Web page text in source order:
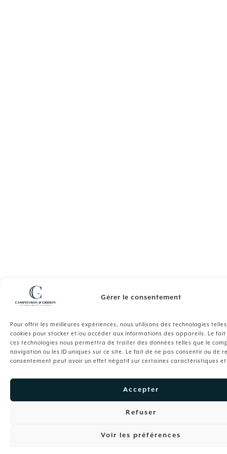
Gérer le consentement
Pour offrir les meilleures expériences, nous utilisons des technologies
cookies pour stocker et/ou accéder aux informations des appareils. Le
ces technologies nous permettra de traiter des données telles que le
navigation ou les ID uniques sur ce site. Le fait de ne pas consentir ou de
consentement peut avoir un effet négatif sur certaines caractéristiques
Accepter
Refuser
Voir les préférences